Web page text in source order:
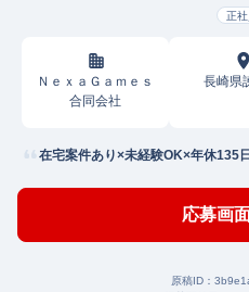
正社
ＮｅｘａＧａｍｅｓ
合同会社
長崎県
在宅案件あり×未経験OK×年休135
応募画
原稿ID：